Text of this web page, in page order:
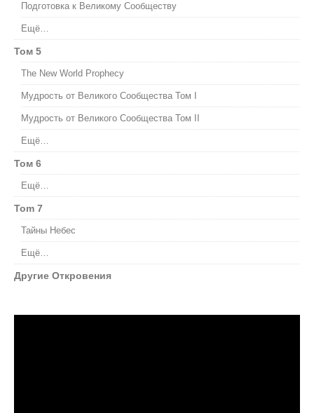
Подготовка к Великому Сообществу
Ещё…
Том 5
The New World Prophecy
Мудрость от Великого Сообщества Том I
Мудрость от Великого Сообщества Том II
Ещё…
Том 6
Ещё…
Tom 7
Тайны Небес
Ещё…
Другие Откровения